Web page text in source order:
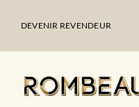
DEVENIR REVENDEUR